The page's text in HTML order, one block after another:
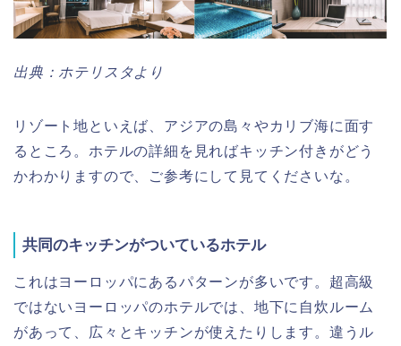
出典：ホテリスタより
リゾート地といえば、アジアの島々やカリブ海に面す
るところ。ホテルの詳細を見ればキッチン付きがどう
かわかりますので、ご参考にして見てくださいな。
共同のキッチンがついているホテル
これはヨーロッパにあるパターンが多いです。超高級
ではないヨーロッパのホテルでは、地下に自炊ルーム
があって、広々とキッチンが使えたりします。違うル